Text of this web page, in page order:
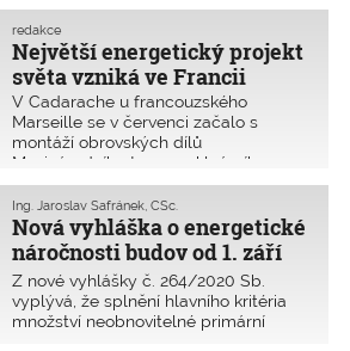
letošního roku by mělo být zahájeno
výběrové řízení na dodavatele jaderné
technologie včetně stavby za více než
162 až 200 mld. Kč. Na její realizaci by
se měly podílet i české stavební firmy.
Největší energetický projekt
světa vzniká ve Francii
redakce
V Cadarache u francouzského
Marseille se v červenci začalo s
montáží obrovských dílů
Mezinárodního termonukleárního
experimentálního reaktoru (ITER).
Montáž bude probíhat do roku 2025, o
deset let později by měl být projekt
spuštěn.
Nová vyhláška o energetické
náročnosti budov od 1. září
2020
Ing. Jaroslav Šafránek, CSc.
Z nové vyhlášky č. 264/2020 Sb.
vyplývá, že splnění hlavního kritéria
množství neobnovitelné primární